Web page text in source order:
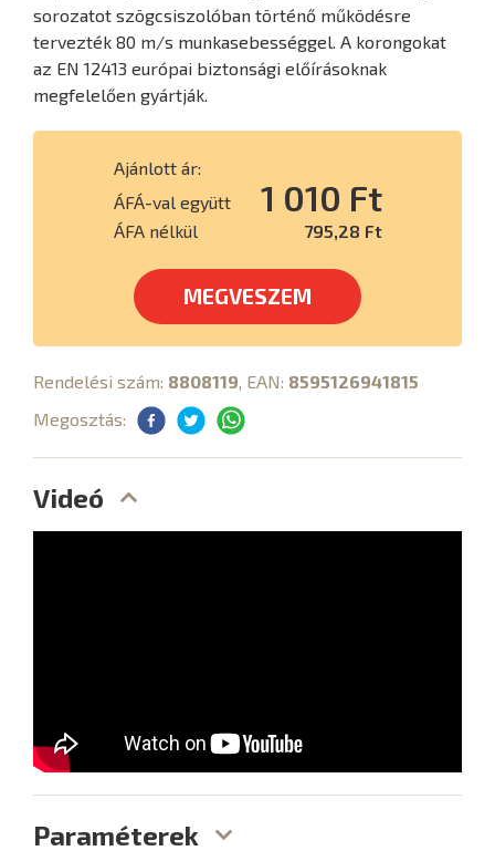
sorozatot szögcsiszolóban történő működésre
tervezték 80 m/s munkasebességgel. A korongokat
az EN 12413 európai biztonsági előírásoknak
megfelelően gyártják.
Ajánlott ár:
ÁFÁ-val együtt
1 010 Ft
ÁFA nélkül 795,28 Ft
MEGVESZEM
Rendelési szám: 8808119, EAN: 8595126941815
Megosztás:
Videó
Paraméterek